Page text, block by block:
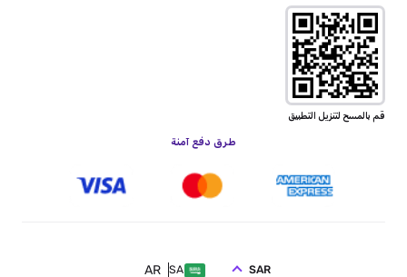
قم بالمسح لتنزيل التطبيق
طرق دفع آمنة
SA
AR SAR